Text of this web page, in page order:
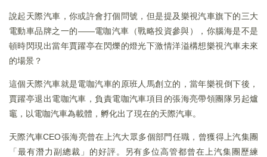
說起天際汽車，你或許會打個問號，但是提及樂視汽車旗下的三大
電動車品牌之一的——電咖汽車（戰略投資參與），你腦海是不是
頓時閃現出當年賈躍亭在閃爍的燈光下激情洋溢構想樂視汽車未來
的場景？
這個天際汽車就是電咖汽車的原班人馬創立的，當年樂視倒下後，
賈躍亭退出電咖汽車，負責電咖汽車項目的張海亮帶領團隊另起爐
竈，以電咖汽車為載體，孵化出了現在的天際汽車。
天際汽車CEO張海亮曾在上汽大眾多個部門任職，曾獲得上汽集團
「最有潛力副總裁」的好評。另有多位高管都曾在上汽集團歷練